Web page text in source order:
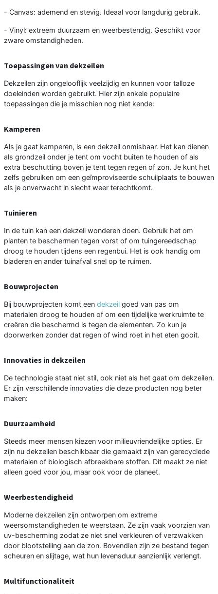
- Canvas: ademend en stevig. Ideaal voor langdurig gebruik.
- Vinyl: extreem duurzaam en weerbestendig. Geschikt voor
zware omstandigheden.
Toepassingen van dekzeilen
Dekzeilen zijn ongelooflijk veelzijdig en kunnen voor talloze
doeleinden worden gebruikt. Hier zijn enkele populaire
toepassingen die je misschien nog niet kende:
Kamperen
Als je gaat kamperen, is een dekzeil onmisbaar. Het kan dienen
als grondzeil onder je tent om vocht buiten te houden of als
extra beschutting boven je tent tegen regen of zon. Je kunt het
zelfs gebruiken om een geïmproviseerde schuilplaats te bouwen
als je onverwacht in slecht weer terechtkomt.
Tuinieren
In de tuin kan een dekzeil wonderen doen. Gebruik het om
planten te beschermen tegen vorst of om tuingereedschap
droog te houden tijdens een regenbui. Het is ook handig om
bladeren en ander tuinafval snel op te ruimen.
Bouwprojecten
Bij bouwprojecten komt een dekzeil goed van pas om
materialen droog te houden of om een tijdelijke werkruimte te
creëren die beschermd is tegen de elementen. Zo kun je
doorwerken zonder dat regen of wind roet in het eten gooit.
Innovaties in dekzeilen
De technologie staat niet stil, ook niet als het gaat om dekzeilen.
Er zijn verschillende innovaties die deze producten nog beter
maken:
Duurzaamheid
Steeds meer mensen kiezen voor milieuvriendelijke opties. Er
zijn nu dekzeilen beschikbaar die gemaakt zijn van gerecyclede
materialen of biologisch afbreekbare stoffen. Dit maakt ze niet
alleen goed voor jou, maar ook voor de planeet.
Weerbestendigheid
Moderne dekzeilen zijn ontworpen om extreme
weersomstandigheden te weerstaan. Ze zijn vaak voorzien van
uv-bescherming zodat ze niet snel verkleuren of verzwakken
door blootstelling aan de zon. Bovendien zijn ze bestand tegen
scheuren en slijtage, wat hun levensduur aanzienlijk verlengt.
Multifunctionaliteit